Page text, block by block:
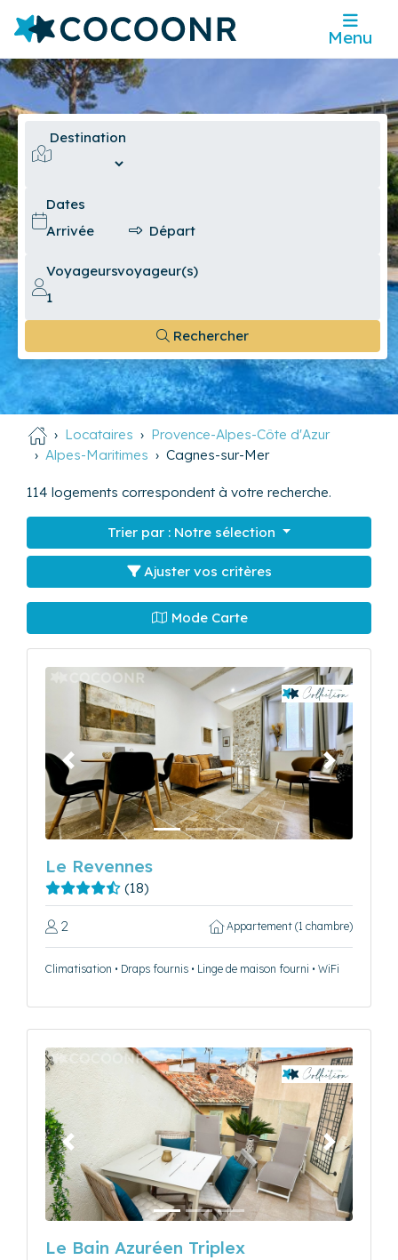
Menu
Destination
Dates
Voyageursvoyageur(s)
Rechercher
Locataires
Provence-Alpes-Côte d'Azur
Alpes-Maritimes
Cagnes-sur-Mer
114 logements correspondent à votre recherche.
Trier par : Notre sélection
Ajuster vos critères
Mode Carte
Précédent Suivant
Le Revennes
(18)
2 Appartement (1 chambre)
Climatisation • Draps fournis • Linge de maison fourni • WiFi
Précédent Suivant
Le Bain Azuréen Triplex